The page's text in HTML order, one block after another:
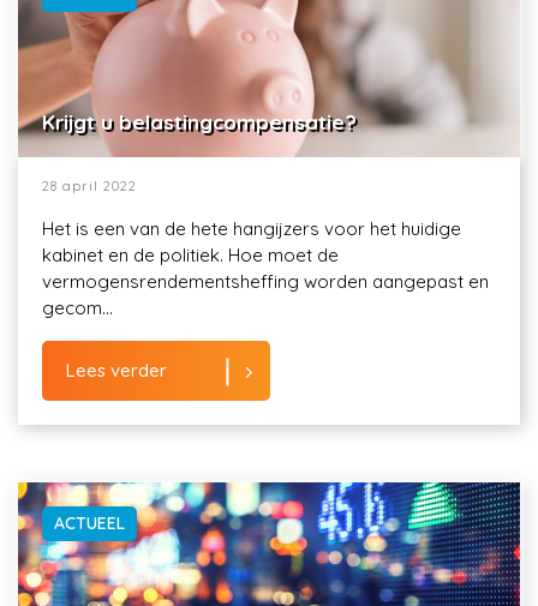
Krijgt u belastingcompensatie?
28 april 2022
Het is een van de hete hangijzers voor het huidige
kabinet en de politiek. Hoe moet de
vermogensrendementsheffing worden aangepast en
gecom...
Lees verder
ACTUEEL